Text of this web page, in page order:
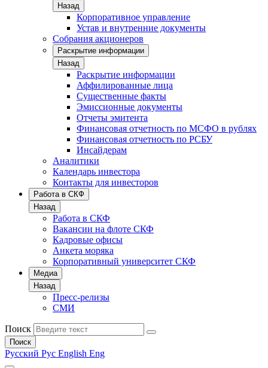
Назад
Корпоративное управление
Устав и внутренние документы
Собрания акционеров
Раскрытие информации
Назад
Раскрытие информации
Аффилированные лица
Существенные факты
Эмиссионные документы
Отчеты эмитента
Финансовая отчетность по МСФО в рублях
Финансовая отчетность по РСБУ
Инсайдерам
Аналитики
Календарь инвестора
Контакты для инвесторов
Работа в СКФ
Назад
Работа в СКФ
Вакансии на флоте СКФ
Кадровые офисы
Анкета моряка
Корпоративный университет СКФ
Медиа
Назад
Пресс-релизы
СМИ
Поиск
Поиск
Русский Рус English Eng